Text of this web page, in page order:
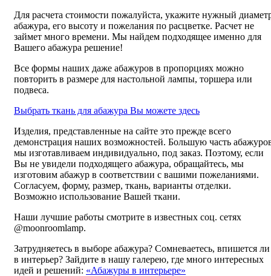
Для расчета стоимости пожалуйста, укажите нужный
абажура, его высоту и пожелания по расцветке. Расчет не
займет много времени. Мы найдем подходящее именно для
Вашего абажура решение!
Все формы наших даже абажуров в пропорциях можно
повторить в размере для настольной лампы, торшера или
подвеса.
Выбрать ткань для абажура Вы можете здесь
Изделия, представленные на сайте это прежде всего
демонстрация наших возможностей. Большую часть
мы изготавливаем индивидуально, под заказ. Поэтому, если
Вы не увидели подходящего абажура, обращайтесь, мы
изготовим абажур в соответствии с вашими пожеланиями.
Согласуем, форму, размер, ткань, варианты отделки.
Возможно использование Вашей ткани.
Наши лучшие работы смотрите в известных соц. сетях
@moonroomlamp.
Затрудняетесь в выборе абажура? Сомневаетесь, впишется ли
в интерьер? Зайдите в нашу галерею, где много интересных
идей и решений: «Абажуры в интерьере»